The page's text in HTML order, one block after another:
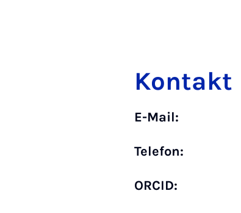
Kontakt
E-Mail:
Telefon:
ORCID: